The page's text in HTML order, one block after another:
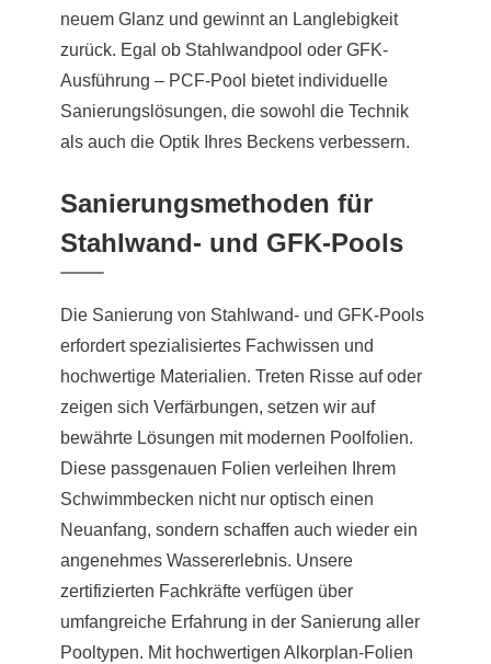
neuem Glanz und gewinnt an Langlebigkeit
zurück. Egal ob Stahlwandpool oder GFK-
Ausführung – PCF-Pool bietet individuelle
Sanierungslösungen, die sowohl die Technik
als auch die Optik Ihres Beckens verbessern.
Sanierungsmethoden für
Stahlwand- und GFK-Pools
Die Sanierung von Stahlwand- und GFK-Pools
erfordert spezialisiertes Fachwissen und
hochwertige Materialien. Treten Risse auf oder
zeigen sich Verfärbungen, setzen wir auf
bewährte Lösungen mit modernen Poolfolien.
Diese passgenauen Folien verleihen Ihrem
Schwimmbecken nicht nur optisch einen
Neuanfang, sondern schaffen auch wieder ein
angenehmes Wassererlebnis. Unsere
zertifizierten Fachkräfte verfügen über
umfangreiche Erfahrung in der Sanierung aller
Pooltypen. Mit hochwertigen Alkorplan-Folien